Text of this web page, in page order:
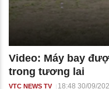
Video: Máy bay
trong tương lai
VTC NEWS TV 18:48 30/09/